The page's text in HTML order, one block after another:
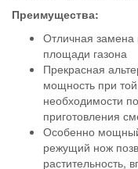
Преимущества:
Отличная замена
площади газона
Прекрасная
мощность при
необходимости
приготовления
Особенно
режущий нож
растительность,